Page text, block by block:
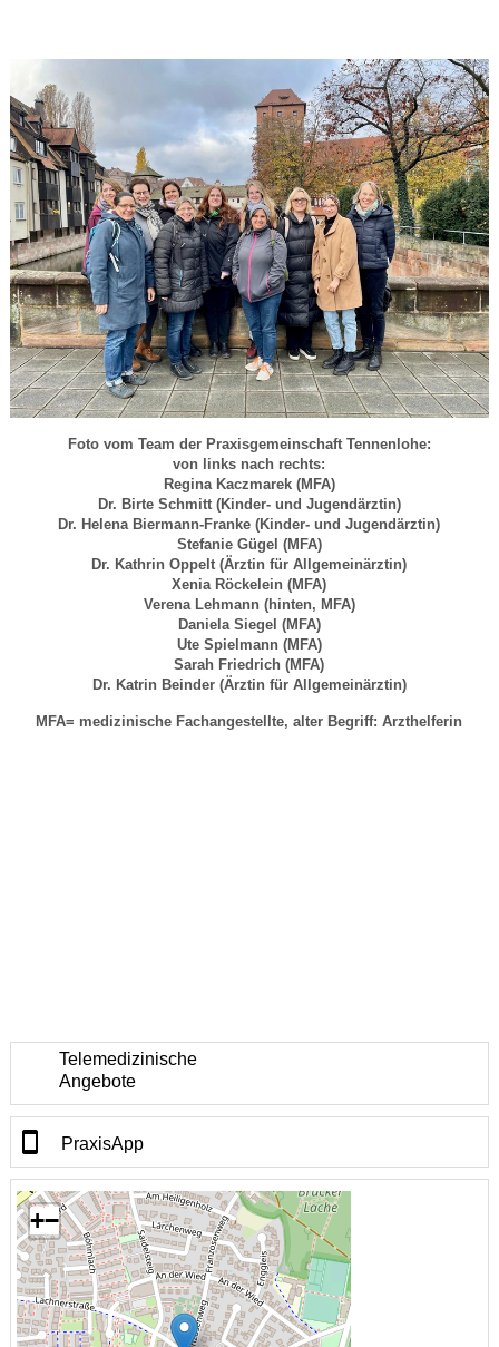
Foto vom Team der Praxisgemeinschaft Tennenlohe:
von links nach rechts:
Regina Kaczmarek (MFA)
Dr. Birte Schmitt (Kinder- und Jugendärztin)
Dr. Helena Biermann-Franke (Kinder- und Jugendärztin)
Stefanie Gügel (MFA)
Dr. Kathrin Oppelt (Ärztin für Allgemeinärztin)
Xenia Röckelein (MFA)
Verena Lehmann (hinten, MFA)
Daniela Siegel (MFA)
Ute Spielmann (MFA)
Sarah Friedrich (MFA)
Dr. Katrin Beinder (Ärztin für Allgemeinärztin)
MFA= medizinische Fachangestellte, alter Begriff: Arzthelferin
Telemedizinische
Angebote
PraxisApp
+−